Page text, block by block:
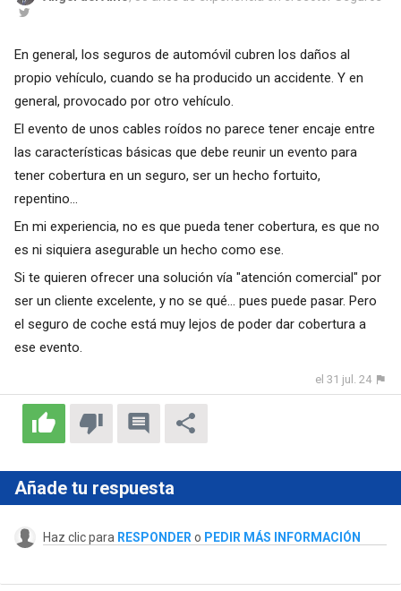
En general, los seguros de automóvil cubren los daños al
propio vehículo, cuando se ha producido un accidente. Y en
general, provocado por otro vehículo.
El evento de unos cables roídos no parece tener encaje entre
las características básicas que debe reunir un evento para
tener cobertura en un seguro, ser un hecho fortuito,
repentino...
En mi experiencia, no es que pueda tener cobertura, es que no
es ni siquiera asegurable un hecho como ese.
Si te quieren ofrecer una solución vía "atención comercial" por
ser un cliente excelente, y no se qué... pues puede pasar. Pero
el seguro de coche está muy lejos de poder dar cobertura a
ese evento.
el 31 jul. 24
Añade tu respuesta
Haz clic para RESPONDER o PEDIR MÁS INFORMACIÓN